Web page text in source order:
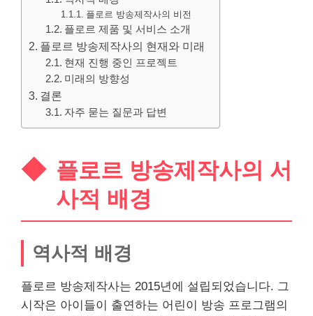
플로르 방송제작사의 비전
플로르 제품 및 서비스 소개
플로르 방송제작사의 현재와 미래
현재 진행 중인 프로젝트
미래의 방향성
결론
자주 묻는 질문과 답변
플로르 방송제작사의 서
사적 배경
역사적 배경
플로르 방송제작사는 2015년에 설립되었습니다. 그
시작은 아이들이 출연하는 어린이 방송 프로그램의